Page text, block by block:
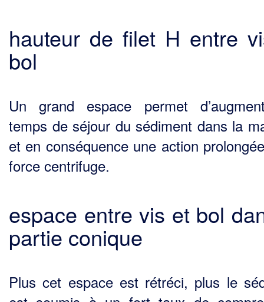
hauteur de filet H entre
bol
Un grand espace permet
temps de séjour du sédiment dans la
et en conséquence une action
force centrifuge.
espace entre vis et bol
partie conique
Plus cet espace est rétréci, plus le